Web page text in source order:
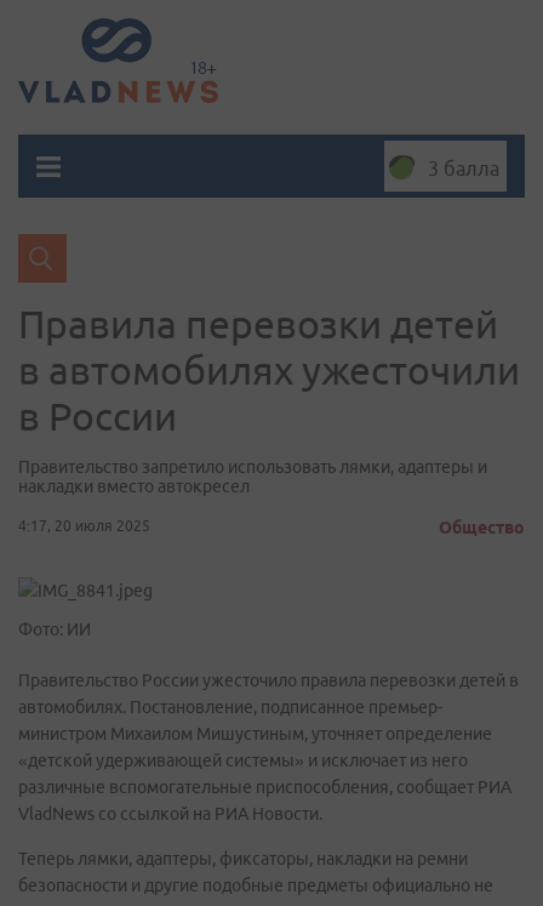
3 балла
Правила перевозки детей
в автомобилях ужесточили
в России
Правительство запретило использовать лямки, адаптеры и
накладки вместо автокресел
4:17, 20 июля 2025 Общество
Фото: ИИ
Правительство России ужесточило правила перевозки детей в
автомобилях. Постановление, подписанное премьер-
министром Михаилом Мишустиным, уточняет определение
«детской удерживающей системы» и исключает из него
различные вспомогательные приспособления, сообщает РИА
VladNews со ссылкой на РИА Новости.
Теперь лямки, адаптеры, фиксаторы, накладки на ремни
безопасности и другие подобные предметы официально не